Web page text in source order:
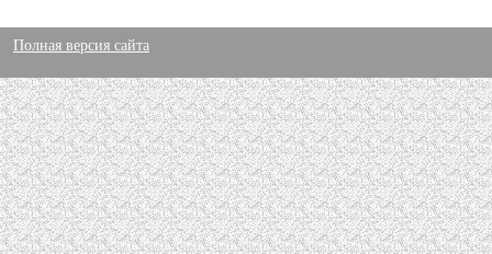
Полная версия сайта